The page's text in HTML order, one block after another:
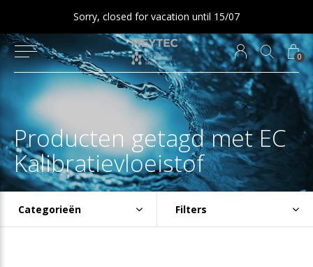
0
Sorry, closed for vacation until 15/07
Producten getagd met EC
Kalibratievloeistof
Categorieën Filters